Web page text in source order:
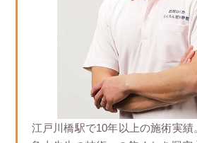
江戸川橋駅で10年以上の施術実績